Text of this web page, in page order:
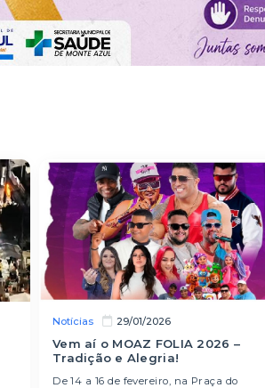
Notícias 29/01/2026
Vem aí o MOAZ FOLIA 2026 –
Tradição e Alegria!
De 14 a 16 de fevereiro, na Praça do